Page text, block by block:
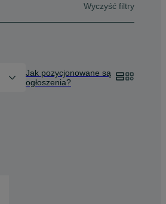
Wyczyść filtry
Jak pozycjonowane są
ogłoszenia?